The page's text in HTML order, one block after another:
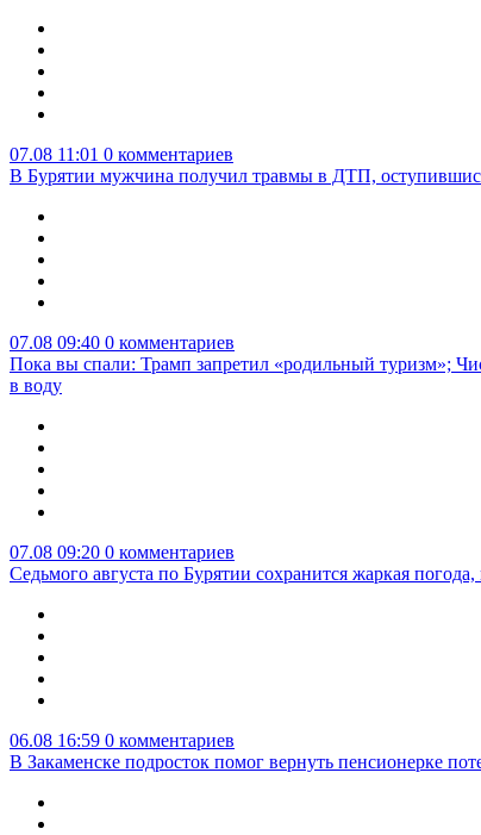
07.08 11:01 0 комментариев
В Бурятии мужчина получил травмы в ДТП,
07.08 09:40 0 комментариев
Пока вы спали: Трамп запретил «родильный туризм»;
в воду
07.08 09:20 0 комментариев
Седьмого августа по Бурятии сохранится жаркая
06.08 16:59 0 комментариев
В Закаменске подросток помог вернуть пенсионерке